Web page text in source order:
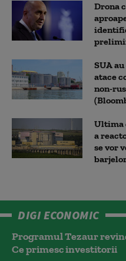
Drona
SUA
atace
non-
Ultima
a
se vor
DIGI ECONOMIC
Programul Tezaur
Ce primesc investitorii